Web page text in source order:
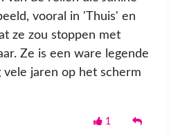
vooral in 'Thuis' en
ze zou stoppen met
Ze is een ware legende
vele jaren op het scherm
1